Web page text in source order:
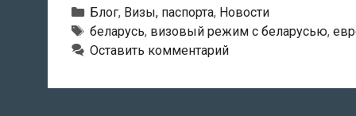
Рубрики
Блог, Визы, паспорта, Новости
Метки
беларусь, визовый режим с беларусью,
Оставить комментарий